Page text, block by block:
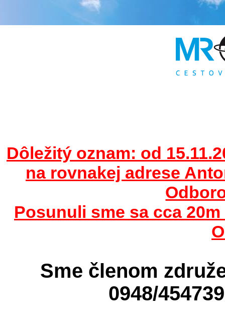
Dôležitý oznam: od
na rovnakej adrese
Posunuli sme sa cca
Sme členom
0948/